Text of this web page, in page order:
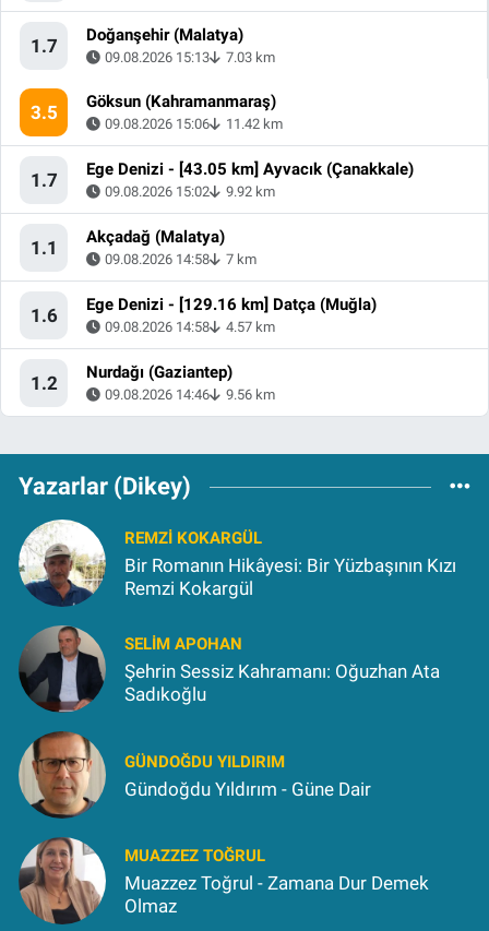
1.7 Doğanşehir (Malatya)
09.08.2026 15:13 7.03 km
3.5 Göksun (Kahramanmaraş)
09.08.2026 15:06 11.42 km
1.7 Ege Denizi - [43.05 km] Ayvacık (Çanakkale)
09.08.2026 15:02 9.92 km
1.1 Akçadağ (Malatya)
09.08.2026 14:58 7 km
1.6 Ege Denizi - [129.16 km] Datça (Muğla)
09.08.2026 14:58 4.57 km
1.2 Nurdağı (Gaziantep)
09.08.2026 14:46 9.56 km
Yazarlar (Dikey)
REMZI KOKARGÜL
Bir Romanın Hikâyesi: Bir Yüzbaşının Kızı
Remzi Kokargül
SELIM APOHAN
Şehrin Sessiz Kahramanı: Oğuzhan Ata
Sadıkoğlu
GÜNDOĞDU YILDIRIM
Gündoğdu Yıldırım - Güne Dair
MUAZZEZ TOĞRUL
Muazzez Toğrul - Zamana Dur Demek
Olmaz